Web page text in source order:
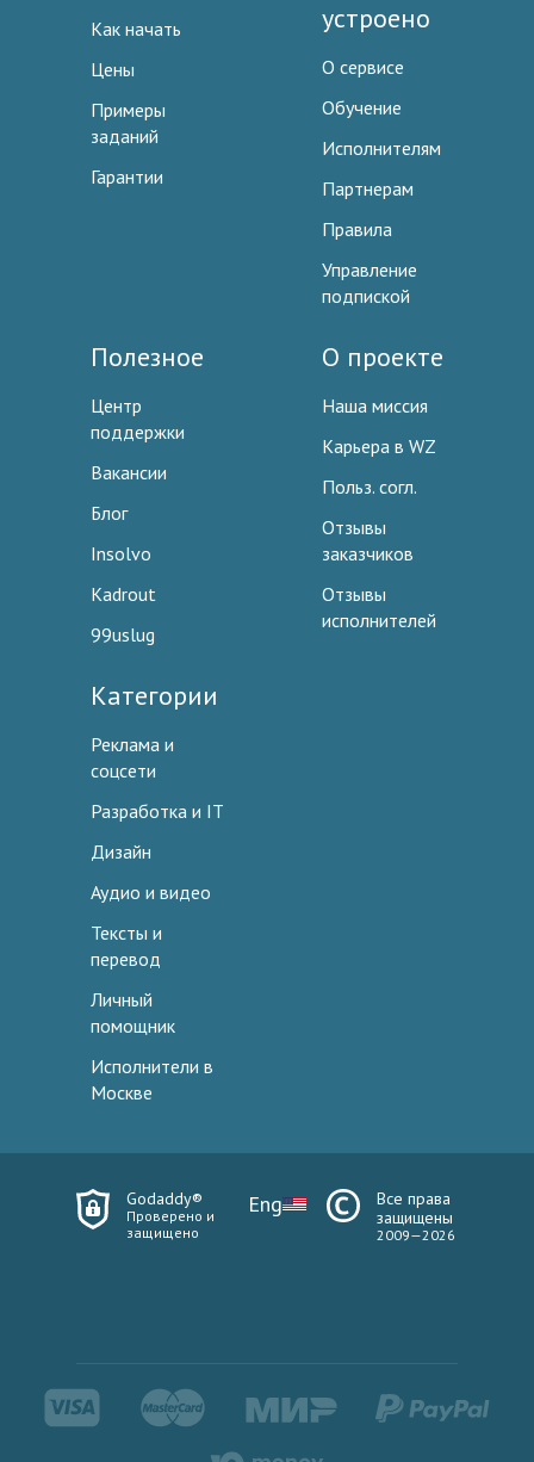
Как начать
Цены
Примеры
заданий
Гарантии
устроено
О сервисе
Обучение
Исполнителям
Партнерам
Правила
Управление
подпиской
Полезное
Центр
поддержки
Вакансии
Блог
Insolvo
Kadrout
99uslug
О проекте
Наша миссия
Карьера в WZ
Польз. согл.
Отзывы
заказчиков
Отзывы
исполнителей
Категории
Реклама и
соцсети
Разработка и IT
Дизайн
Аудио и видео
Тексты и
перевод
Личный
помощник
Исполнители в
Москве
Godaddy®
Проверено и
защищено
Eng
Все права
защищены
2009—2026